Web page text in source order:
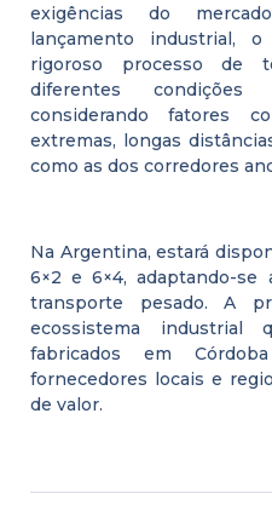
exigências do
lançamento industrial,
rigoroso processo de
diferentes
considerando fatores
extremas, longas
como as dos corredores
Na Argentina, estará
6×2 e 6×4, adaptando-se
transporte pesado. A
ecossistema industrial
fabricados em
fornecedores locais e
de valor.